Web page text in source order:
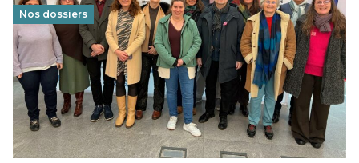
Nos dossiers
Éducation au vivre-ensemble : un échange croisé
franco-espagnol pour changer d’approche
29 juin 2026-National
Cette année, l'UNSA Éducation a mené un projet Erasmus
soutenu par l'union Européenne et centré sur l'éducation
au vivre-ensemble : quelles différences entre la France…